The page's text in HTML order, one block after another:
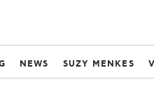
NEWS SUZY MENKES